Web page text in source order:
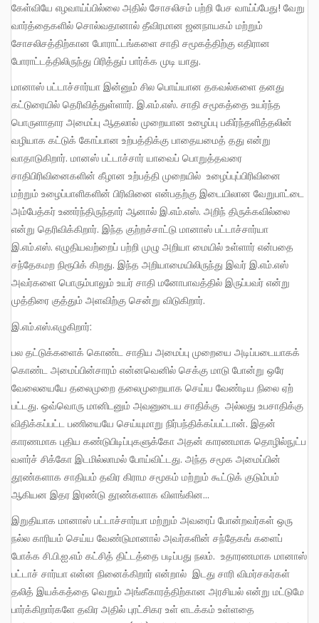
கேள்வியே எழவாய்ப்பில்லை அதில் சோசலிசம் பற்றி பேச வாய்ப்பேது! வேறு
வார்த்தைகளில் சொல்வதானால் தீவிரமான ஜனநாயகம் மற்றும்
சோசலிசத்திற்கான போராட்டங்களை சாதி சமூகத்திற்கு எதிரான
போராட்டத்திலிருந்து பிரித்துப் பார்க்க முடி யாது.
மானாஸ் பட்டாச்சார்யா இன்னும் சில பொய்யான தகவல்களை தனது
கட்டுரையில் தெரிவித்துள்ளார். இ.எம்.எஸ். சாதி சமூகத்தை உயர்ந்த
பொருளாதார அமைப்பு ஆதலால் முறையான உழைப்பு பகிர்ந்தளித்தலின்
வழியாக கட்டுக் கோப்பான உற்பத்திக்கு பாதையமைத் தது என்று
வாதாடுகிறார். மானஸ் பட்டாச்சார் யாவைப் பொறுத்தவரை
சாதிபிரிவினைகளின் கீழான உற்பத்தி முறையில் உழைப்புப்பிரிவினை
மற்றும் உழைப்பாளிகளின் பிரிவினை என்பதற்கு இடையிலான வேறுபாட்டை
அம்பேத்கர் உணர்ந்திருந்தார் ஆனால் இ.எம்.எஸ். அறிந் திருக்கவில்லை
என்று தெரிவிக்கிறார். இந்த குற்றச்சாட்டு மானாஸ் பட்டாச்சார்யா
இ.எம்.எஸ். எழுதியவற்றைப் பற்றி முழு அறியா மையில் உள்ளார் என்பதை
சந்தேகமற நிரூபிக் கிறது. இந்த அறியாமையிலிருந்து இவர் இ.எம்.எஸ்
அவர்களை பொரும்பாலும் உயர் சாதி மனோபாவத்தில் இருப்பவர் என்று
முத்திரை குத்தும் அளவிற்கு சென்று விடுகிறார்.
இ.எம்.எஸ்.எழுகிறார்:
பல தட்டுக்களைக் கொண்ட சாதிய அமைப்பு முறையை அடிப்படையாகக்
கொண்ட அமைப்பின்சாரம் என்னவெனில் செக்கு மாடு போன்று ஒரே
வேலையையே தலைமுறை தலைமுறையாக செய்ய வேண்டிய நிலை ஏற்
பட்டது. ஒவ்வொரு மானிடனும் அவனுடைய சாதிக்கு அல்லது உபசாதிக்கு
விதிக்கப்பட்ட பணியையே செய்யுமாறு நிர்பந்திக்கப்பட்டான். இதன்
காரணமாக புதிய கண்டுபிடிப்புகளுக்கோ அதன் காரணமாக தொழில்நுட்ப
வளர்ச் சிக்கோ இடமில்லாமல் போய்விட்டது. அந்த சமூக அமைப்பின்
தூண்களாக சாதியம் தவிர கிராம சமூகம் மற்றும் கூட்டுக் குடும்பம்
ஆகியன இதர இரண்டு தூண்களாக விளங்கின…
இறுதியாக மானாஸ் பட்டாச்சார்யா மற்றும் அவரைப் போன்றவர்கள் ஒரு
நல்ல காரியம் செய்ய வேண்டுமானால் அவர்களின் சந்தேகங் களைப்
போக்க சி.பி.ஐ.எம் கட்சித் திட்டத்தை படிப்பது நலம். உதாரணமாக மானாஸ்
பட்டாச் சார்யா என்ன நினைக்கிறார் என்றால் இடது சாரி விமர்சகர்கள்
தலித் இயக்கத்தை வெறும் அங்கீகாரத்திற்கான அரசியல் என்று மட்டுமே
பார்க்கிறார்களே தவிர அதில் புரட்சிகர உள் ளடக்கம் உள்ளதை